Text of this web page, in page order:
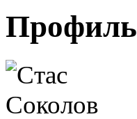
Профиль